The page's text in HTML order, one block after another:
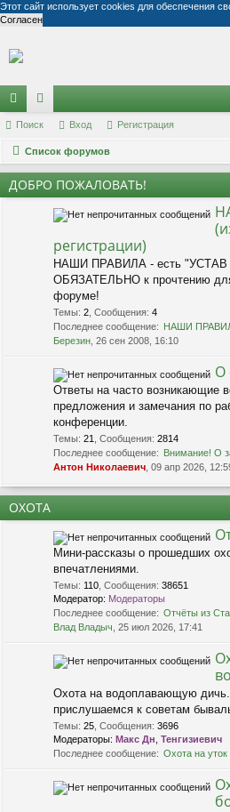
Этот сайт использует cookies для обеспечения
Согласен
Регистрация
с
ы
лк
ор
ум
ы
Поиск Вход Регистрация
Список форумов
ДОБРО ПОЖАЛОВАТЬ!
регистрации)
НАШИ ПРАВИЛА - есть "УСТАВ
ОБЯЗАТЕЛЬНО к прочтению
форуме!
Темы: 2 Сообщения: 4
Последнее сообщение: НАШИ
Березин , 26 сен 2008, 16:10
О
Ответы на часто возникающие
предложения и замечания по
конференции.
Темы: 21 Сообщения: 2814
Последнее сообщение: Внимание! О
Антон Николаевич , 09 апр 2026,
ОХОТА
Мини-рассказы о прошедших
впечатлениями.
Темы: 110 Сообщения: 38651
Модератор: Модераторы
Последнее сообщение: Отчёты из
Влад Владыч , 25 июл 2026, 17:41
Охота на водоплавающую
прислушаемся к советам
Темы: 25 Сообщения: 3696
Модераторы: Макс Дн Тенгизиевич
Последнее сообщение: Охота на уток